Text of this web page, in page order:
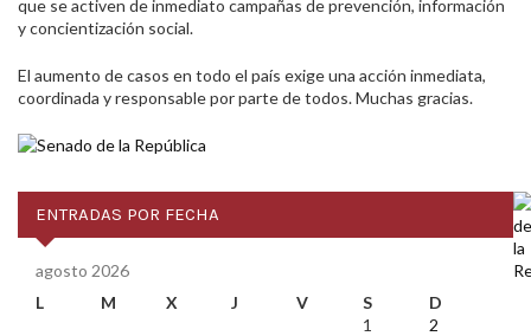
que se activen de inmediato campañas de prevención, información
y concientización social.
El aumento de casos en todo el país exige una acción inmediata,
coordinada y responsable por parte de todos.Muchas gracias.
ENTRADAS POR FECHA
agosto 2026
L
M X J V S
D
1
2